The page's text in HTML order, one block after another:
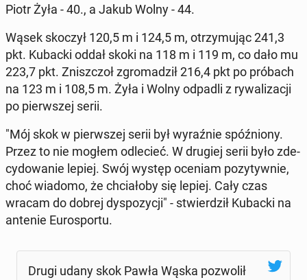
Piotr Żyła - 40., a Jakub Wolny - 44.
Wąsek skoczył 120,5 m i 124,5 m, otrzy­mu­jąc 241,3
pkt. Kubacki oddał skoki na 118 m i 119 m, co dało mu
223,7 pkt. Znisz­czoł zgro­ma­dził 216,4 pkt po próbach
na 123 m i 108,5 m. Żyła i Wolny odpadli z ry­wa­li­za­cji
po pierw­szej serii.
"Mój skok w pierw­szej serii był wy­raź­nie spóź­nio­ny.
Przez to nie mogłem od­le­cieć. W drugiej serii było zde­
cy­do­wa­nie lepiej. Swój występ oceniam po­zy­tyw­nie,
choć wiadomo, że chcia­ło­by się lepiej. Cały czas
wracam do dobrej dys­po­zy­cji" - stwier­dził Kubacki na
antenie Eu­ro­spor­tu.
Drugi udany skok Pawła Wąska po­zwo­lił